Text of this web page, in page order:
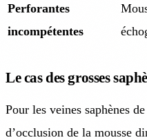
Perforantes
incompétentes
Le cas des grosses
Pour les veines saphènes
d’occlusion de la mousse